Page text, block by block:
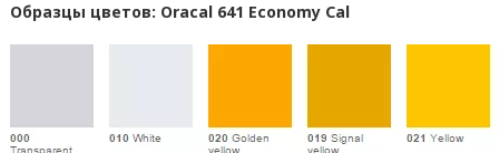
Образцы цветов: Oracal 641 Economy Cal